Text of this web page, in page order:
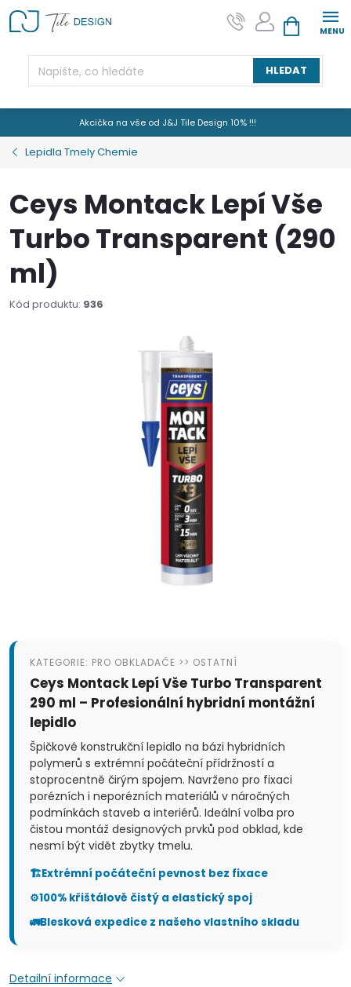
Přejít
na
HLEDAT
NÁKUPNÍ KOŠÍK
Akcička na vše od J&J Tile Design 10% !!!
Lepidla Tmely Chemie
Ceys Montack Lepí Vše
Turbo Transparent (290
ml)
Kód produktu: 936
KATEGORIE: PRO OBKLADAČE >> OSTATNÍ
Ceys Montack Lepí Vše Turbo Transparent
290 ml – Profesionální hybridní montážní
lepidlo
Špičkové konstrukční lepidlo na bázi hybridních
polymerů s extrémní počáteční přídržností a
stoprocentně čirým spojem. Navrženo pro fixaci
porézních i neporézních materiálů v náročných
podmínkách staveb a interiérů. Ideální volba pro
čistou montáž designových prvků pod obklad, kde
nesmí být vidět zbytky tmelu.
🏗️Extrémní počáteční pevnost bez fixace
⚙️100% křištálově čistý a elastický spoj
🚛Blesková expedice z našeho vlastního skladu
Detailní informace